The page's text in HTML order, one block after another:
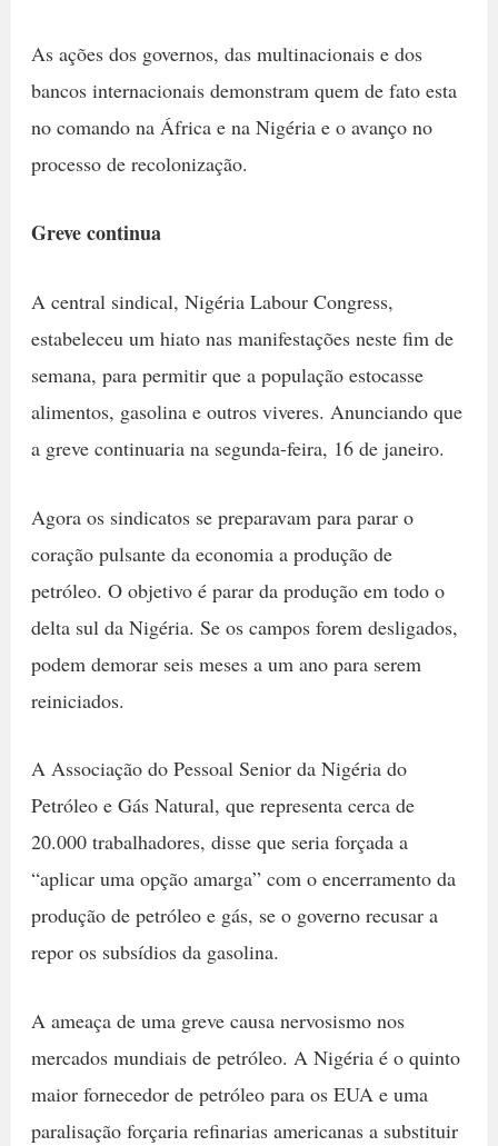
As ações dos governos, das multinacionais e dos
bancos internacionais demonstram quem de fato esta
no comando na África e na Nigéria e o avanço no
processo de recolonização.
Greve continua
A central sindical, Nigéria Labour Congress,
estabeleceu um hiato nas manifestações neste fim de
semana, para permitir que a população estocasse
alimentos, gasolina e outros viveres. Anunciando que
a greve continuaria na segunda-feira, 16 de janeiro.
Agora os sindicatos se preparavam para parar o
coração pulsante da economia a produção de
petróleo. O objetivo é parar da produção em todo o
delta sul da Nigéria. Se os campos forem desligados,
podem demorar seis meses a um ano para serem
reiniciados.
A Associação do Pessoal Senior da Nigéria do
Petróleo e Gás Natural, que representa cerca de
20.000 trabalhadores, disse que seria forçada a
“aplicar uma opção amarga” com o encerramento da
produção de petróleo e gás, se o governo recusar a
repor os subsídios da gasolina.
A ameaça de uma greve causa nervosismo nos
mercados mundiais de petróleo. A Nigéria é o quinto
maior fornecedor de petróleo para os EUA e uma
paralisação forçaria refinarias americanas a substituir